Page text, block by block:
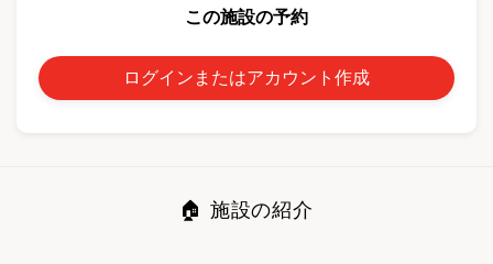
この施設の予約
ログインまたはアカウント作成
🏠 施設の紹介